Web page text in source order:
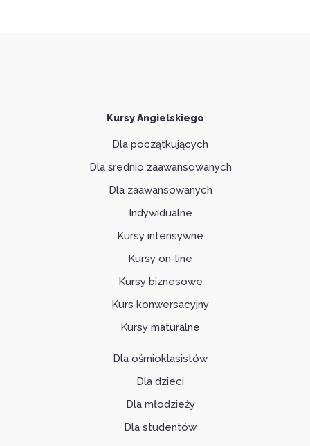
Kursy Angielskiego
Dla początkujących
Dla średnio zaawansowanych
Dla zaawansowanych
Indywidualne
Kursy intensywne
Kursy on-line
Kursy biznesowe
Kurs konwersacyjny
Kursy maturalne
Dla ośmioklasistów
Dla dzieci
Dla młodzieży
Dla studentów